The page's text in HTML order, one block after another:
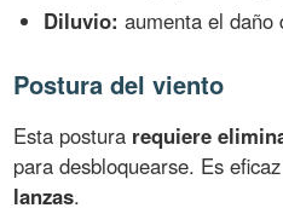
Diluvio: aumenta el daño
Postura del viento
Esta postura requiere
para desbloquearse. Es
lanzas.